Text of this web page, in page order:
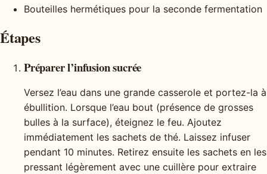
Bouteilles hermétiques pour la seconde fermentation
Étapes
Préparer l’infusion sucrée
Versez l’eau dans une grande casserole et portez-la à
ébullition. Lorsque l’eau bout (présence de grosses
bulles à la surface), éteignez le feu. Ajoutez
immédiatement les sachets de thé. Laissez infuser
pendant 10 minutes. Retirez ensuite les sachets en les
pressant légèrement avec une cuillère pour extraire